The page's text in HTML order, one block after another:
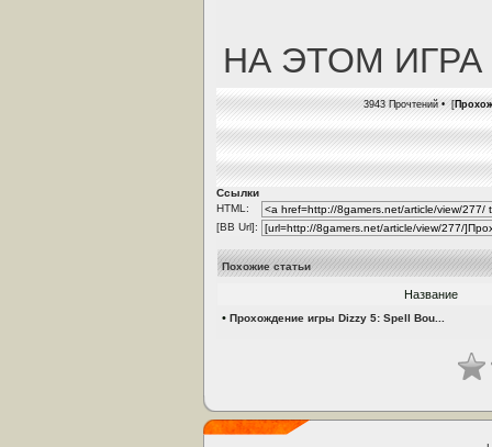
HА ЭТОМ
3943 Прочтений • [
Ссылки
HTML:
[BB Url]:
Похожие статьи
Название
• Прохождение игры Dizzy 5: Spell Bou...